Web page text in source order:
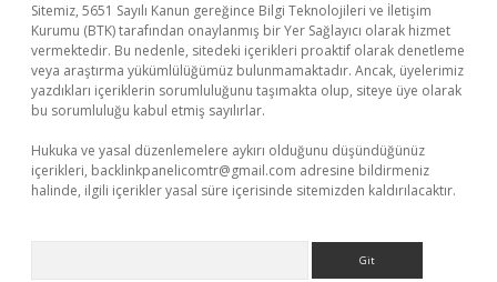
Sitemiz, 5651 Sayılı Kanun gereğince Bilgi Teknolojileri ve İletişim
Kurumu (BTK) tarafından onaylanmış bir Yer Sağlayıcı olarak hizmet
vermektedir. Bu nedenle, sitedeki içerikleri proaktif olarak denetleme
veya araştırma yükümlülüğümüz bulunmamaktadır. Ancak, üyelerimiz
yazdıkları içeriklerin sorumluluğunu taşımakta olup, siteye üye olarak
bu sorumluluğu kabul etmiş sayılırlar.
Hukuka ve yasal düzenlemelere aykırı olduğunu düşündüğünüz
içerikleri, backlinkpanelicomtr@gmail.com adresine bildirmeniz
halinde, ilgili içerikler yasal süre içerisinde sitemizden kaldırılacaktır.